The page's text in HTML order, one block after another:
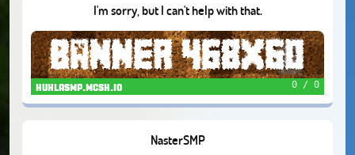
I'm sorry, but I can't help with that.
huhlasmp.mcsh.io 0 / 0
NasterSMP